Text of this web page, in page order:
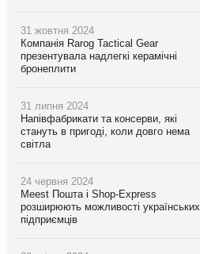
31 жовтня 2024
Компанія Rarog Tactical Gear
презентувала надлегкі керамічні
бронеплити
31 липня 2024
Напівфабрикати та консерви, які
стануть в пригоді, коли довго нема
світла
24 червня 2024
Meest Пошта і Shop-Express
розширюють можливості українських
підприємців